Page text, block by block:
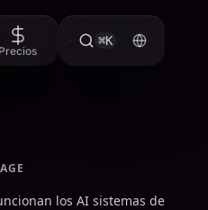
Precios
⌘K
los AI sistemas de